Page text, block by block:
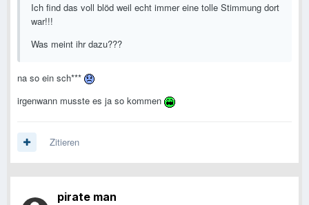
Ich find das voll blöd weil echt immer eine tolle Stimmung dort
war!!!
Was meint ihr dazu???
na so ein sch***
irgenwann musste es ja so kommen
Zitieren
pirate man